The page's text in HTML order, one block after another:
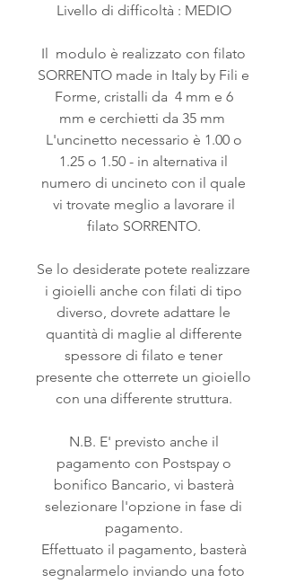
Livello di difficoltà : MEDIO
Il modulo è realizzato con filato
SORRENTO made in Italy by Fili e
Forme, cristalli da 4 mm e 6
mm e cerchietti da 35 mm
L'uncinetto necessario è 1.00 o
1.25 o 1.50 - in alternativa il
numero di uncineto con il quale
vi trovate meglio a lavorare il
filato SORRENTO.
Se lo desiderate potete realizzare
i gioielli anche con filati di tipo
diverso, dovrete adattare le
quantità di maglie al differente
spessore di filato e tener
presente che otterrete un gioiello
con una differente struttura.
N.B. E' previsto anche il
pagamento con Postspay o
bonifico Bancario, vi basterà
selezionare l'opzione in fase di
pagamento.
Effettuato il pagamento, basterà
segnalarmelo inviando una foto